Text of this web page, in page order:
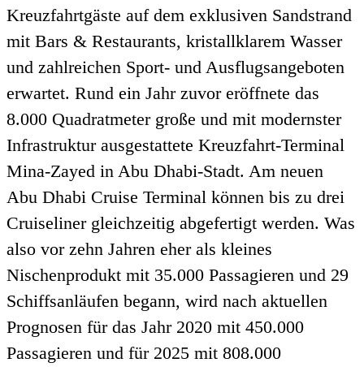
Kreuzfahrtgäste auf dem exklusiven Sandstrand
mit Bars & Restaurants, kristallklarem Wasser
und zahlreichen Sport- und Ausflugsangeboten
erwartet. Rund ein Jahr zuvor eröffnete das
8.000 Quadratmeter große und mit modernster
Infrastruktur ausgestattete Kreuzfahrt-Terminal
Mina-Zayed in Abu Dhabi-Stadt. Am neuen
Abu Dhabi Cruise Terminal können bis zu drei
Cruiseliner gleichzeitig abgefertigt werden. Was
also vor zehn Jahren eher als kleines
Nischenprodukt mit 35.000 Passagieren und 29
Schiffsanläufen begann, wird nach aktuellen
Prognosen für das Jahr 2020 mit 450.000
Passagieren und für 2025 mit 808.000